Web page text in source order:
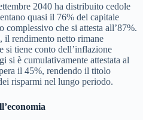
2040 ha distribuito cedole
quasi il 76% del capitale
che si attesta all’87%.
il rendimento netto rimane
si tiene conto dell’inflazione
si è cumulativamente attestata al
il 45%, rendendo il titolo
risparmi nel lungo periodo.